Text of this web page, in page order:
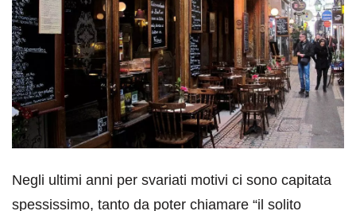
Negli ultimi anni per svariati motivi ci sono capitata
spessissimo, tanto da poter chiamare “il solito